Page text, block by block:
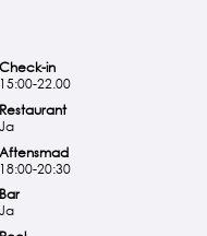
Check-in
15:00-22.00
Restaurant
Ja
Aftensmad
18:00-20:30
Bar
Ja